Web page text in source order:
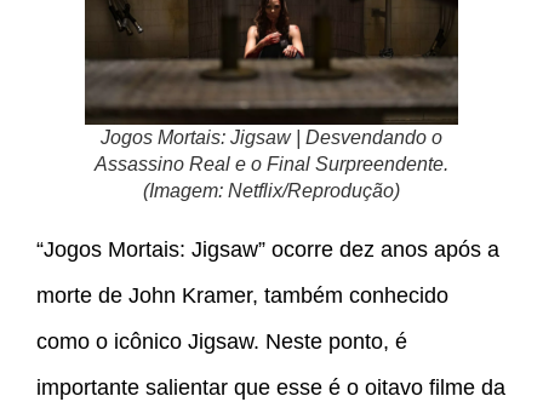
Jogos Mortais: Jigsaw | Desvendando o
Assassino Real e o Final Surpreendente.
(Imagem: Netflix/Reprodução)
“Jogos Mortais: Jigsaw” ocorre dez anos após a
morte de John Kramer, também conhecido
como o icônico Jigsaw. Neste ponto, é
importante salientar que esse é o oitavo filme da